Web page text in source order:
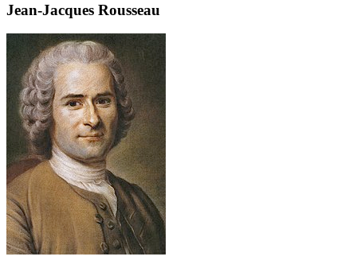
Jean-Jacques Rousseau